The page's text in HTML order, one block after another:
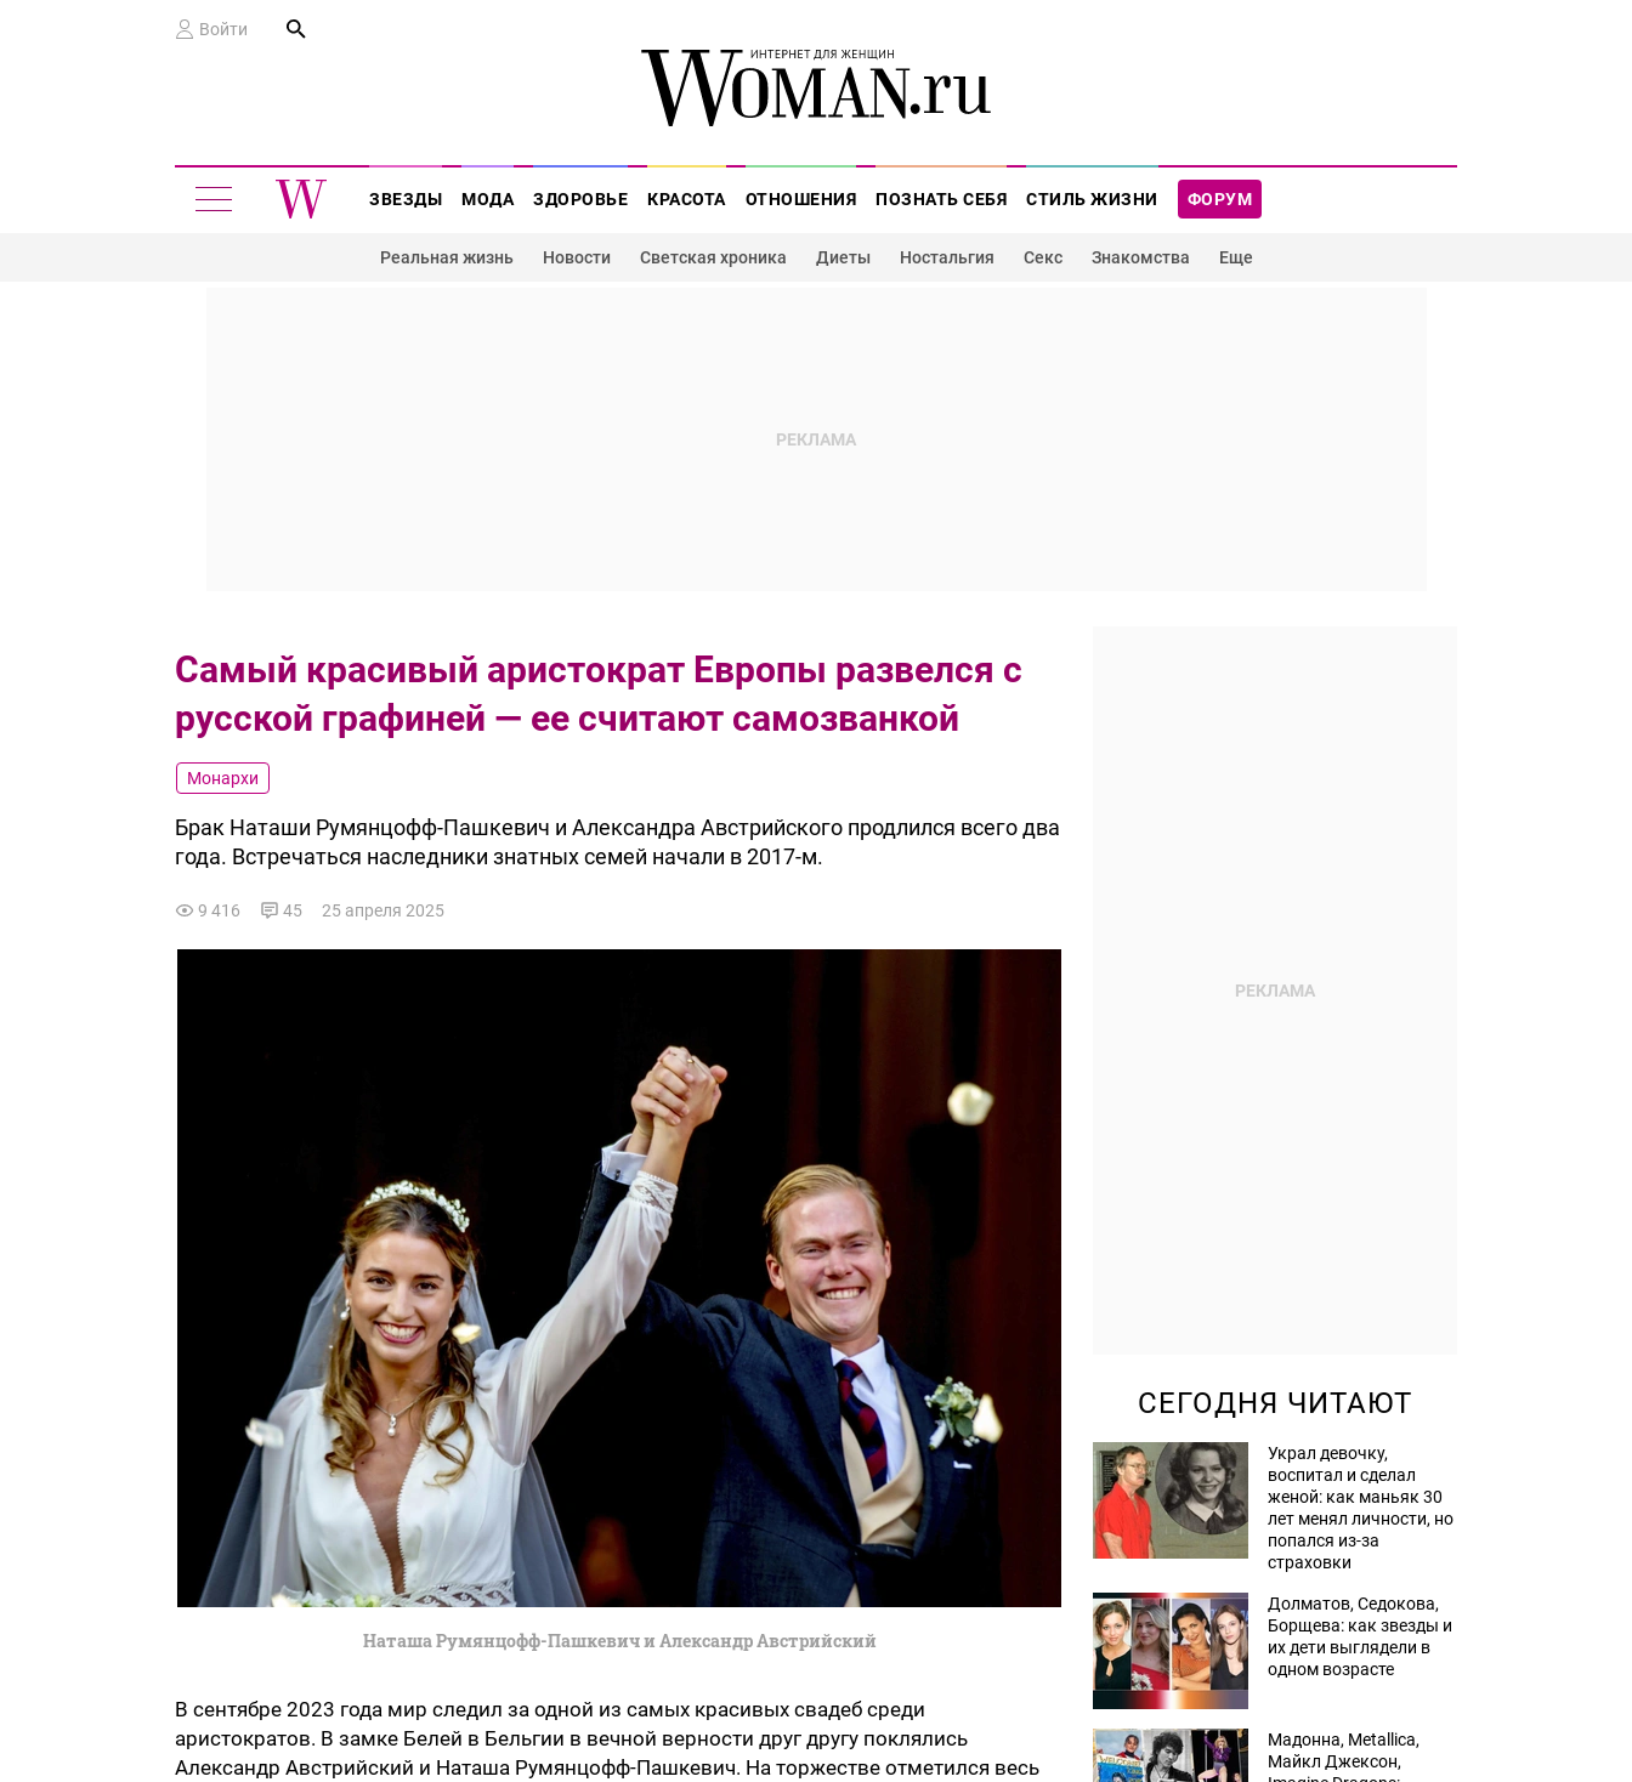
Войти
ФОРУМ
ЗВЕЗДЫ МОДА ЗДОРОВЬЕ КРАСОТА ОТНОШЕНИЯ ПОЗНАТЬ СЕБЯ СТИЛЬ ЖИЗНИ
Реальная жизнь Новости Светская хроника Диеты Ностальгия Секс Знакомства Еще
Самый красивый аристократ Европы развелся с
русской графиней — ее считают самозванкой
Монархи
Брак Наташи Румянцофф-Пашкевич и Александра Австрийского продлился всего два
года. Встречаться наследники знатных семей начали в 2017-м.
9 416 45 25 апреля 2025
Наташа Румянцофф-Пашкевич и Александр Австрийский
В сентябре 2023 года мир следил за одной из самых красивых свадеб среди
аристократов. В замке Белей в Бельгии в вечной верности друг другу поклялись
Александр Австрийский и Наташа Румянцофф-Пашкевич. На торжестве отметился весь
СЕГОДНЯ ЧИТАЮТ
Украл девочку,
воспитал и сделал
женой: как маньяк 30
лет менял личности, но
попался из-за
страховки
Долматов, Седокова,
Борщева: как звезды и
их дети выглядели в
одном возрасте
Мадонна, Metallica,
Майкл Джексон,